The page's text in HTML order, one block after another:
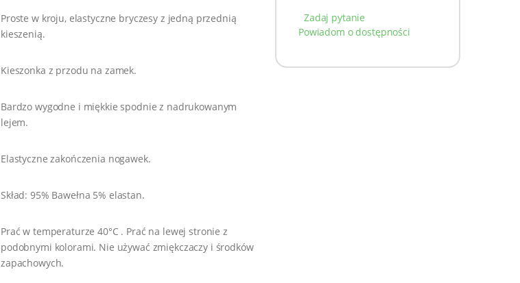
Proste w kroju, elastyczne bryczesy z jedną przednią
kieszenią.
Kieszonka z przodu na zamek.
Bardzo wygodne i miękkie spodnie z nadrukowanym
lejem.
Elastyczne zakończenia nogawek.
Skład: 95% Bawełna 5% elastan.
Prać w temperaturze 40°C . Prać na lewej stronie z
podobnymi kolorami. Nie używać zmiękczaczy i środków
zapachowych.
Zadaj pytanie
Powiadom o dostępności